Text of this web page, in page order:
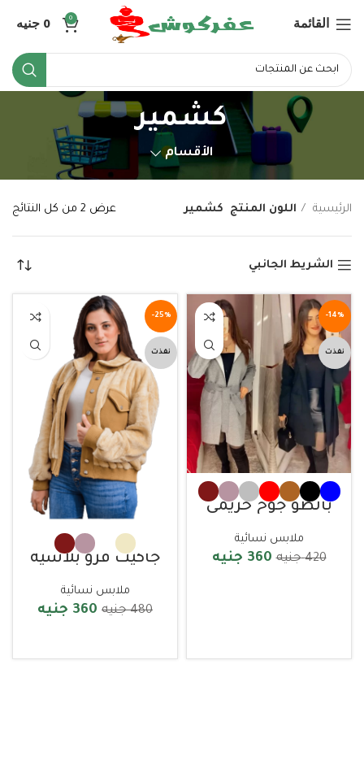
القائمة 0
0جنيه
كشمير
الأقسام
الرئيسية اللون المنتج كشمير عرض ⁦2⁩ من كل النتائج
الشريط الجانبي
-14%
نفذت
بالطو جوخ حريمي
ملابس نسائية
420 جنيه 360 جنيه
-25%
نفذت
جاكيت فرو بلاسيه
ملابس نسائية
480 جنيه 360 جنيه